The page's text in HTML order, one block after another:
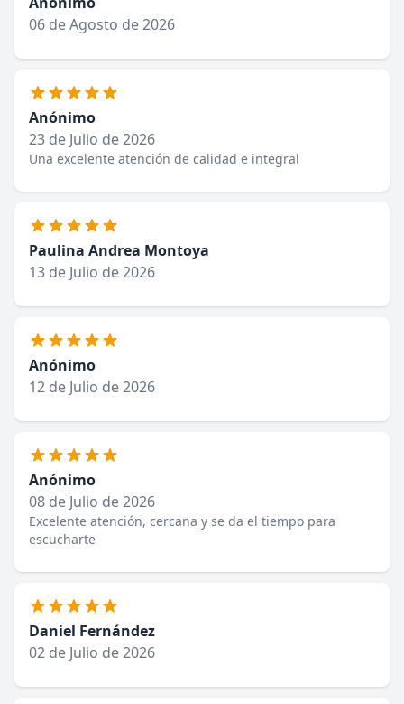
06 de Agosto de 2026
Anónimo
23 de Julio de 2026
Una excelente atención de calidad e integral
Paulina Andrea Montoya
13 de Julio de 2026
Anónimo
12 de Julio de 2026
Anónimo
08 de Julio de 2026
Excelente atención, cercana y se da el tiempo para
escucharte
Daniel Fernández
02 de Julio de 2026